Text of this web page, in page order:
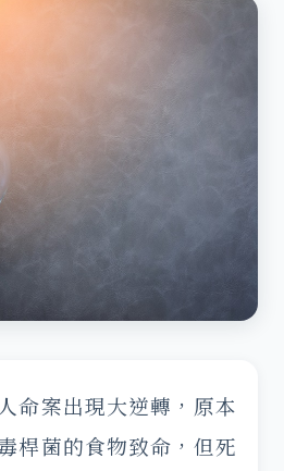
命案出現大逆轉，原本
桿菌的食物致命，但死